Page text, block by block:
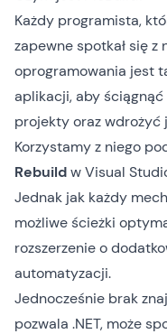
Każdy programista,
zapewne spotkał się z
oprogramowania jest
aplikacji, aby
projekty oraz wdrożyć
Korzystamy z niego
Rebuildw Visual
Jednak jak każdy
możliwe ścieżki
rozszerzenie o
automatyzacji.
Jednocześnie brak
pozwala .NET, może